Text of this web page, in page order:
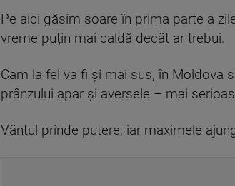
Pe aici găsim soare în prima parte a
vreme puțin mai caldă decât ar trebui.
Cam la fel va fi și mai sus, în Moldova
prânzului apar și aversele – mai
Vântul prinde putere, iar maximele